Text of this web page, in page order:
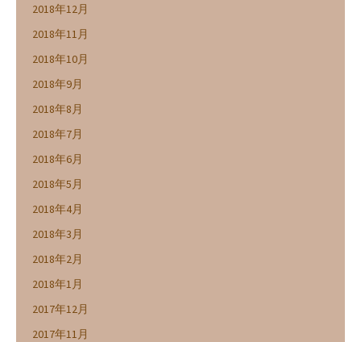
2018年12月
2018年11月
2018年10月
2018年9月
2018年8月
2018年7月
2018年6月
2018年5月
2018年4月
2018年3月
2018年2月
2018年1月
2017年12月
2017年11月